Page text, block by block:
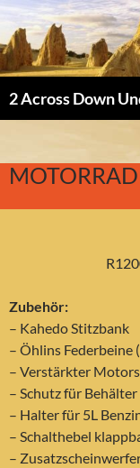
2 Across Down
MOTORRAD
Zubehör:
– Kahedo Stitzbank
– Öhlins Federbeine
– Verstärkter
– Schutz für
– Halter für 5L
– Schalthebel
–